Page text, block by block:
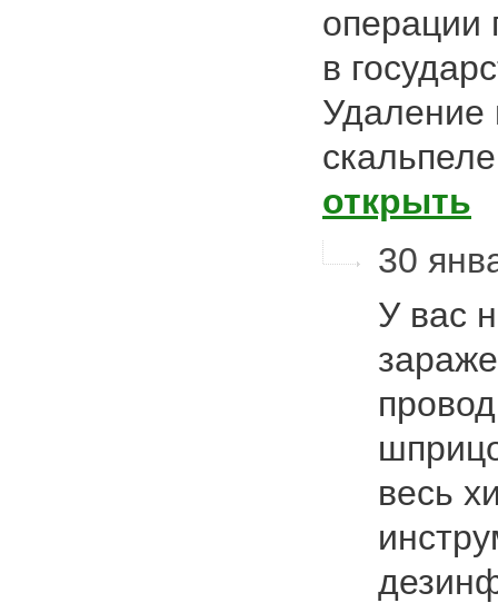
операции
в
Удаление
открыть
30
У вас
весь